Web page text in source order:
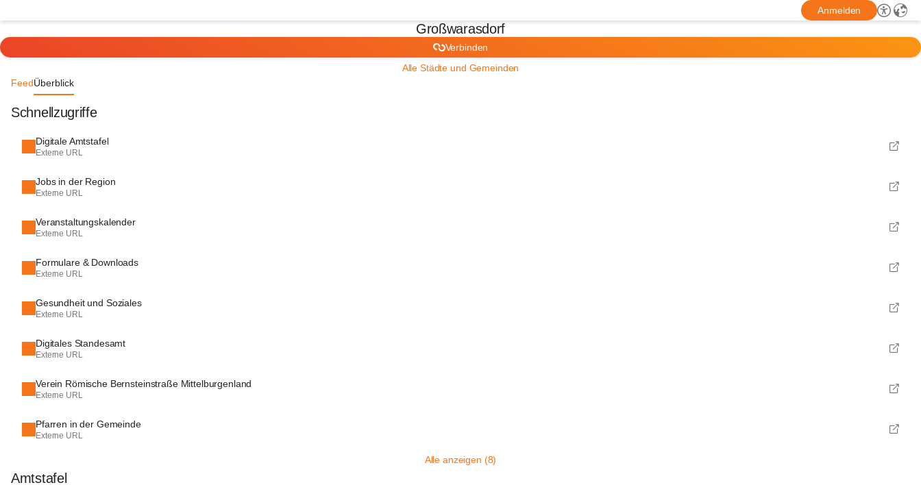
Anmelden
Großwarasdorf
Verbinden
Alle Städte und Gemeinden
FeedÜberblick
Schnellzugriffe
Digitale Amtstafel
Externe URL
Jobs in der Region
Externe URL
Veranstaltungskalender
Externe URL
Formulare & Downloads
Externe URL
Gesundheit und Soziales
Externe URL
Digitales Standesamt
Externe URL
Verein Römische Bernsteinstraße Mittelburgenland
Externe URL
Pfarren in der Gemeinde
Externe URL
Alle anzeigen (8)
Amtstafel